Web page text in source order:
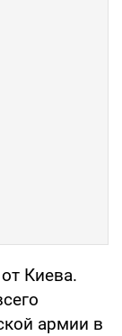
Киева.
армии в